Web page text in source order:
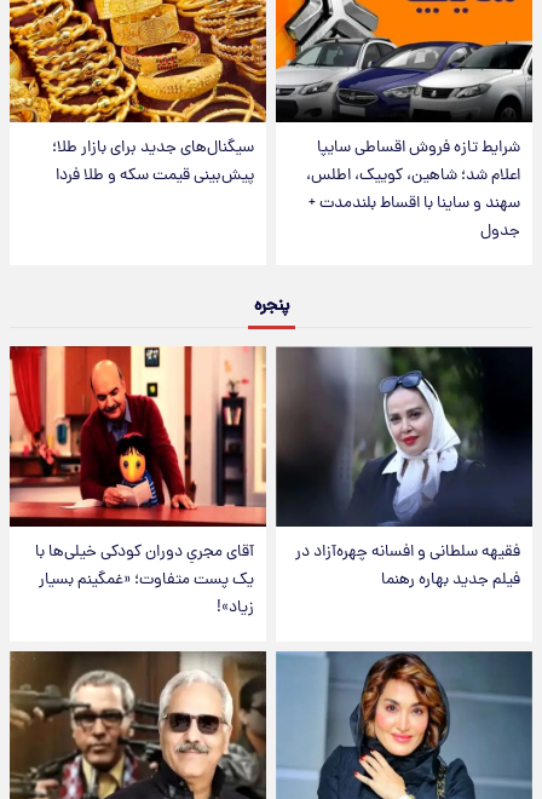
شرایط تازه فروش اقساطی سایپا
اعلام شد؛ شاهین، کوییک، اطلس،
سهند و ساینا با اقساط بلندمدت +
جدول
سیگنال‌های جدید برای بازار طلا؛
پیش‌بینی قیمت سکه و طلا فردا
پنجره
فقیهه سلطانی و افسانه چهره‌آزاد در
فیلم جدید بهاره رهنما
آقای مجریِ دوران کودکی خیلی‌ها با
یک پست متفاوت؛ «غمگینم بسیار
زیاد»!